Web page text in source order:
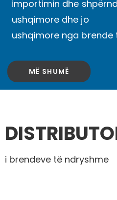
importimin dhe
ushqimore dhe jo
ushqimore nga
MË SHUMË
i brendeve të ndryshme